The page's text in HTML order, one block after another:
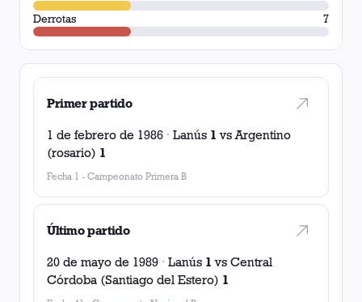
Derrotas
7
Primer partido
1 de febrero de 1986 · Lanús 1 vs Argentino
(rosario) 1
Fecha 1 - Campeonato Primera B
Último partido
20 de mayo de 1989 · Lanús 1 vs Central
Córdoba (Santiago del Estero) 1